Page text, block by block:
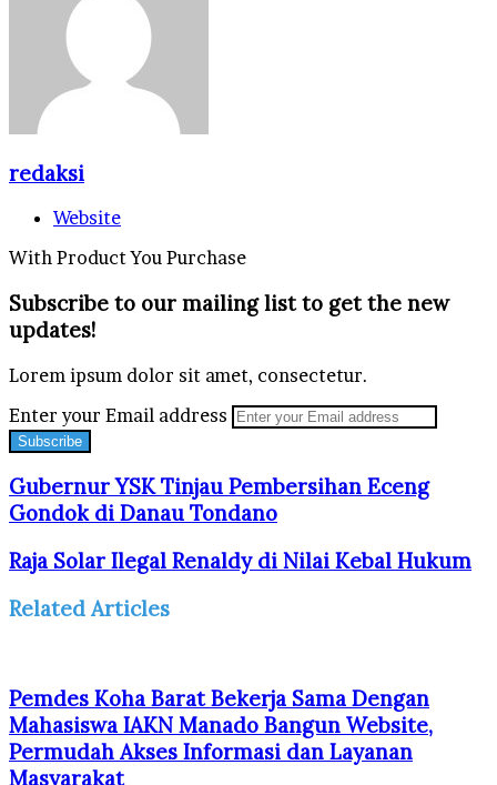
redaksi
Website
With Product You Purchase
Subscribe to our mailing list to get the new
updates!
Lorem ipsum dolor sit amet, consectetur.
Enter your Email address
Gubernur YSK Tinjau Pembersihan Eceng
Gondok di Danau Tondano
Raja Solar Ilegal Renaldy di Nilai Kebal Hukum
Related Articles
Pemdes Koha Barat Bekerja Sama Dengan
Mahasiswa IAKN Manado Bangun Website,
Permudah Akses Informasi dan Layanan
Masyarakat